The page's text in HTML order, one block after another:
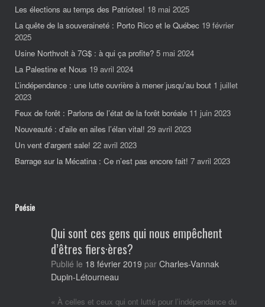
Les élections au temps des Patriotes! 18 mai 2025
La quête de la souveraineté : Porto Rico et le Québec 19 février
2025
Usine Northvolt à 7G$ : à qui ça profite? 5 mai 2024
La Palestine et Nous 19 avril 2024
L’indépendance : une lutte ouvrière à mener jusqu’au bout 1 juillet
2023
Feux de forêt : Parlons de l’état de la forêt boréale 11 juin 2023
Nouveauté : d’aile en ailes l’élan vital! 29 avril 2023
Un vent d’argent sale! 22 avril 2023
Barrage sur la Mécatina : Ce n’est pas encore fait! 7 avril 2023
Poésie
Qui sont ces gens qui nous empêchent
d’êtres fiers·ères?
Publié le 18 février 2019 par Charles-Vannak
Dupin-Létourneau
« À celles et ceux qui ont lutté pour l’indépendance du